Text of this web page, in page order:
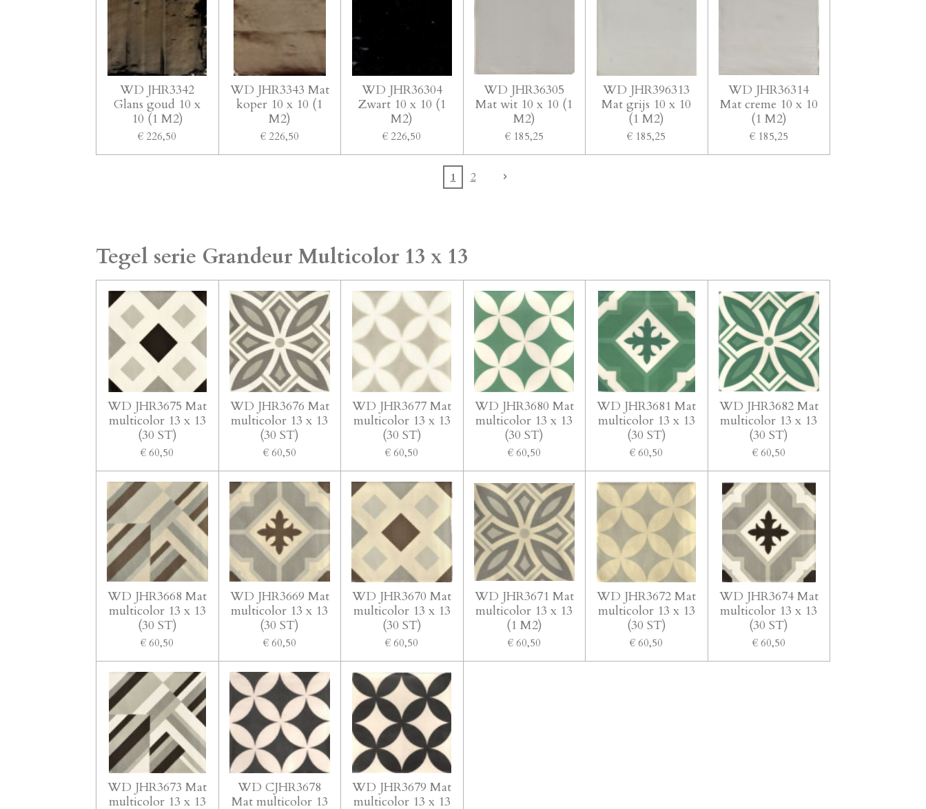
WD JHR3342
Glans goud 10 x
10 (1 M2)
€ 226,50
WD JHR3343 Mat
koper 10 x 10 (1
M2)
€ 226,50
WD JHR36304
Zwart 10 x 10 (1
M2)
€ 226,50
WD JHR36305
Mat wit 10 x 10 (1
M2)
€ 185,25
WD JHR396313
Mat grijs 10 x 10
(1 M2)
€ 185,25
WD JHR36314
Mat creme 10 x 10
(1 M2)
€ 185,25
1 2
Tegel serie Grandeur Multicolor 13 x 13
WD JHR3675 Mat
multicolor 13 x 13
(30 ST)
€ 60,50
WD JHR3676 Mat
multicolor 13 x 13
(30 ST)
€ 60,50
WD JHR3677 Mat
multicolor 13 x 13
(30 ST)
€ 60,50
WD JHR3680 Mat
multicolor 13 x 13
(30 ST)
€ 60,50
WD JHR3681 Mat
multicolor 13 x 13
(30 ST)
€ 60,50
WD JHR3682 Mat
multicolor 13 x 13
(30 ST)
€ 60,50
WD JHR3668 Mat
multicolor 13 x 13
(30 ST)
€ 60,50
WD JHR3669 Mat
multicolor 13 x 13
(30 ST)
€ 60,50
WD JHR3670 Mat
multicolor 13 x 13
(30 ST)
€ 60,50
WD JHR3671 Mat
multicolor 13 x 13
(1 M2)
€ 60,50
WD JHR3672 Mat
multicolor 13 x 13
(30 ST)
€ 60,50
WD JHR3674 Mat
multicolor 13 x 13
(30 ST)
€ 60,50
WD JHR3673 Mat
multicolor 13 x 13
WD CJHR3678
Mat multicolor 13
WD JHR3679 Mat
multicolor 13 x 13